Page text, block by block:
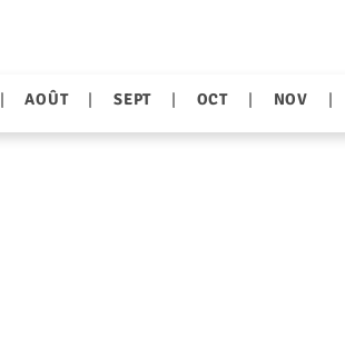
| AOÛT | SEPT | OCT | NOV |